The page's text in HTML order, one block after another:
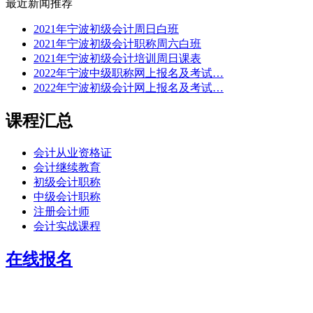
最近新闻推荐
2021年宁波初级会计周日白班
2021年宁波初级会计职称周六白班
2021年宁波初级会计培训周日课表
2022年宁波中级职称网上报名及考试…
2022年宁波初级会计网上报名及考试…
课程汇总
会计从业资格证
会计继续教育
初级会计职称
中级会计职称
注册会计师
会计实战课程
在线报名